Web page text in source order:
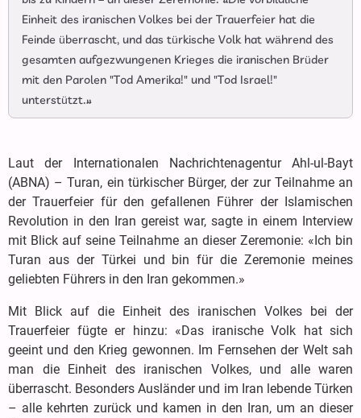
Einheit des iranischen Volkes bei der Trauerfeier hat die
Feinde überrascht, und das türkische Volk hat während des
gesamten aufgezwungenen Krieges die iranischen Brüder
mit den Parolen "Tod Amerika!" und "Tod Israel!"
unterstützt.»
Laut der Internationalen Nachrichtenagentur Ahl-ul-Bayt
(ABNA) – Turan, ein türkischer Bürger, der zur Teilnahme an
der Trauerfeier für den gefallenen Führer der Islamischen
Revolution in den Iran gereist war, sagte in einem Interview
mit Blick auf seine Teilnahme an dieser Zeremonie: «Ich bin
Turan aus der Türkei und bin für die Zeremonie meines
geliebten Führers in den Iran gekommen.»
Mit Blick auf die Einheit des iranischen Volkes bei der
Trauerfeier fügte er hinzu: «Das iranische Volk hat sich
geeint und den Krieg gewonnen. Im Fernsehen der Welt sah
man die Einheit des iranischen Volkes, und alle waren
überrascht. Besonders Ausländer und im Iran lebende Türken
– alle kehrten zurück und kamen in den Iran, um an dieser